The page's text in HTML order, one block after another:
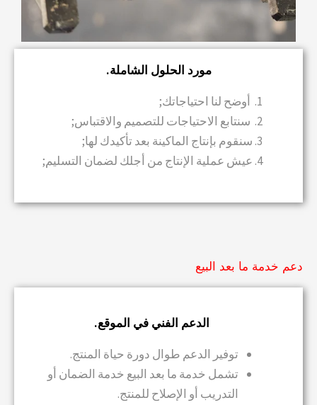
مورد الحلول الشاملة.
أوضح لنا احتياجاتك;
سنتابع الاحتياجات للتصميم والاقتباس;
سنقوم بإنتاج الماكينة بعد تأكيدك لها;
عيش عملية الإنتاج من أجلك لضمان التسليم;
دعم خدمة ما بعد البيع
الدعم الفني في الموقع.
توفير الدعم طوال دورة حياة المنتج.
تشمل خدمة ما بعد البيع خدمة الضمان أو
التدريب أو الإصلاح للمنتج.